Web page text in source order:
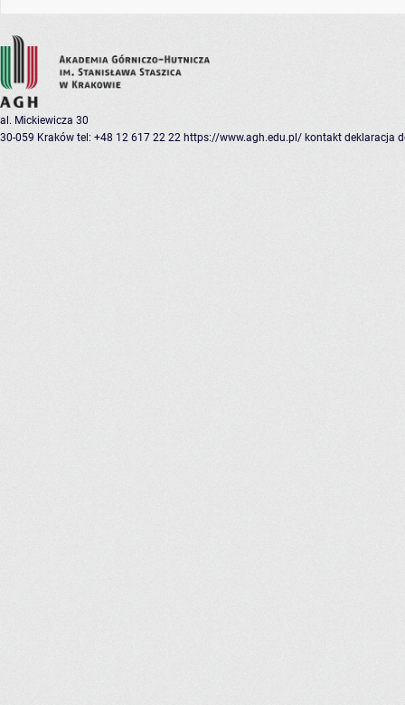
al. Mickiewicza 30
30-059 Kraków tel: +48 12 617 22 22 https://www.agh.edu.pl/ kontakt deklaracja